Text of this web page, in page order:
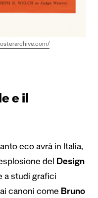
e il
eco avrà in Italia,
del Design
a studi grafici
canoni come Bruno